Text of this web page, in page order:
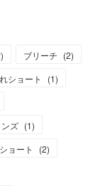
) ブリーチ (2)
ショート (1)
ズ (1)
ョート (2)